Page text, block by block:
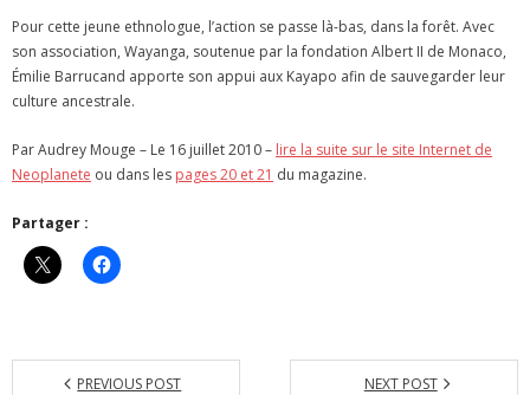
Pour cette jeune ethnologue, l’action se passe là-bas, dans la forêt. Avec
son association, Wayanga, soutenue par la fondation Albert II de Monaco,
Émilie Barrucand apporte son appui aux Kayapo afin de sauvegarder leur
culture ancestrale.
Par Audrey Mouge – Le 16 juillet 2010 – lire la suite sur le site Internet de
Neoplanete ou dans les pages 20 et 21 du magazine.
Partager :
PREVIOUS POST NEXT POST